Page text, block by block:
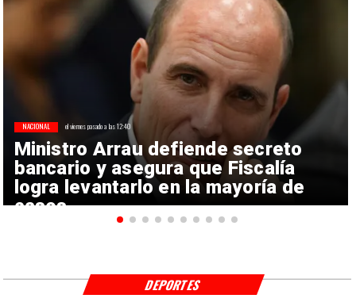
Ministro Arrau defiende secreto
bancario y asegura que Fiscalía
logra levantarlo en la mayoría de
casos
NACIONAL el viernes pasado a las 12:40
DEPORTES